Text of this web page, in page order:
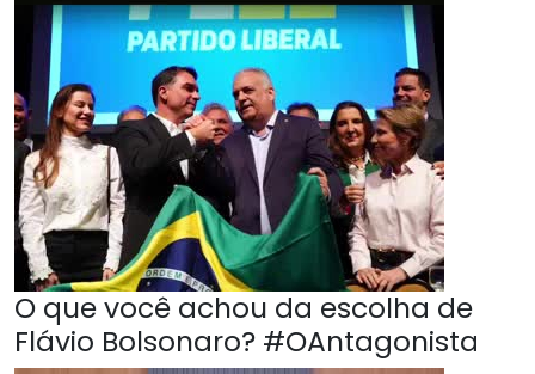
O que você achou da escolha de
Flávio Bolsonaro? #OAntagonista